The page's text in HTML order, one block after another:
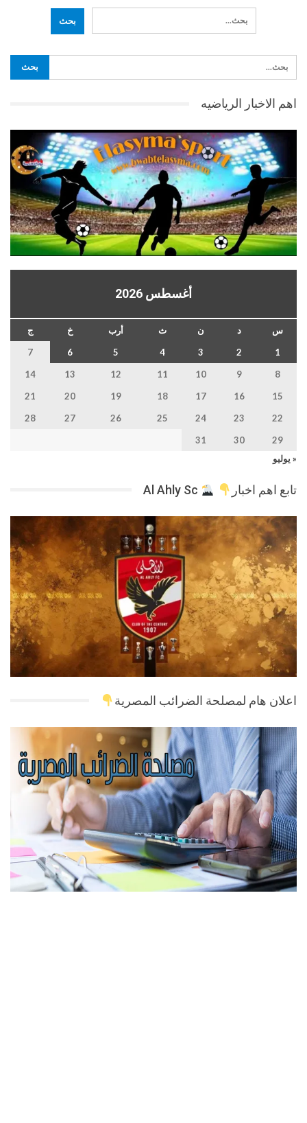
اهم الاخبار الرياضيه
أغسطس 2026
س د ن ث أرب خ
ج
1
2
3
4
5
6
7
8
9
10
11
12
13
14
15
16
17
18
19
20
21
22
23
24
25
26
27
28
29
30
31
« يوليو
تابع اهم اخبار
اعلان هام لمصلحة الضرائب المصرية